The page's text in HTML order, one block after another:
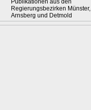
Publikationen aus den
Regierungsbezirken Münster,
Arnsberg und Detmold